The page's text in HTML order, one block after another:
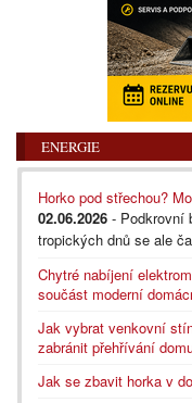
ENERGIE
Horko pod střechou?
02.06.2026 - Podkrovní
tropických dnů se ale
Chytré nabíjení
součást moderní
Jak vybrat venkovní
zabránit přehřívání
Jak se zbavit horka v